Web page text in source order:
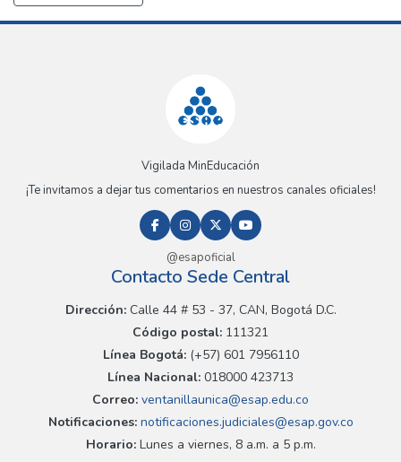
Vigilada MinEducación
¡Te invitamos a dejar tus comentarios en nuestros canales oficiales!
@esapoficial
Contacto Sede Central
Dirección:Calle 44 # 53 - 37, CAN, Bogotá D.C.
Código postal: 111321
Línea Bogotá:(+57) 601 7956110
Línea Nacional: 018000 423713
Correo: ventanillaunica@esap.edu.co
Notificaciones:notificaciones.judiciales@esap.gov.co
Horario:Lunes a viernes, 8 a.m. a 5 p.m.